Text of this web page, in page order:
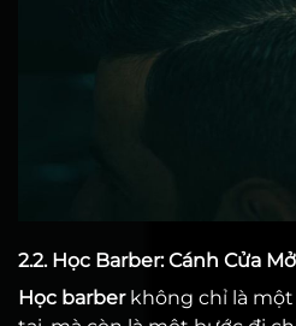
2.2. Học Barber: Cánh Cửa
Học barberkhông chỉ là